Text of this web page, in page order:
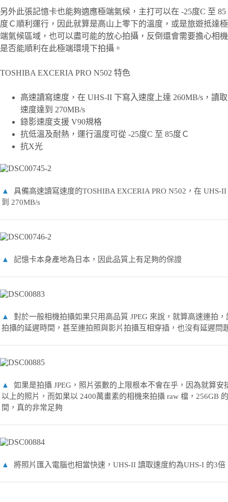
另外此張記憶卡也能夠適應極端氣候，主打可以在 -25度C 至 85
度Ｃ順利運行，因此就算是高山上零下的溫度，或是旅遊抵達極
端氣候區域，也可以盡可能的放心拍攝，反倒還會需要擔心相機
是否能順利在此極端環境下拍攝。
TOSHIBA EXCERIA PRO N502 特色
高速讀寫速度，在 UHS-II 下寫入速度上達 260MB/s，讀取
速度達到 270MB/s
錄影速度支援 V90規格
抗低溫及耐熱，運行溫度可從 -25度C 至 85度Ｃ
抗X光
▲
具備高速讀寫速度的TOSHIBA EXCERIA PRO N502，在 UHS-
到 270MB/s
▲ 記憶卡本身產地為日本，因此品質上有足夠的保證
▲
對於一般相機拍攝如果只用高品質 JPEG 來說，就算高速連拍
拍攝的延遲時間，甚至連拍照與影片拍攝互相穿插，也沒有延遲問
▲
如果是拍攝 JPEG，照片張數的上限根本不會在乎，因為就算
以上的照片，而如果以 2400萬畫素的相機來拍攝 raw 檔，256GB
間，真的非常足夠
▲ 將照片匯入電腦也相當快速，UHS-II 讀取速度約為UHS-I 的3